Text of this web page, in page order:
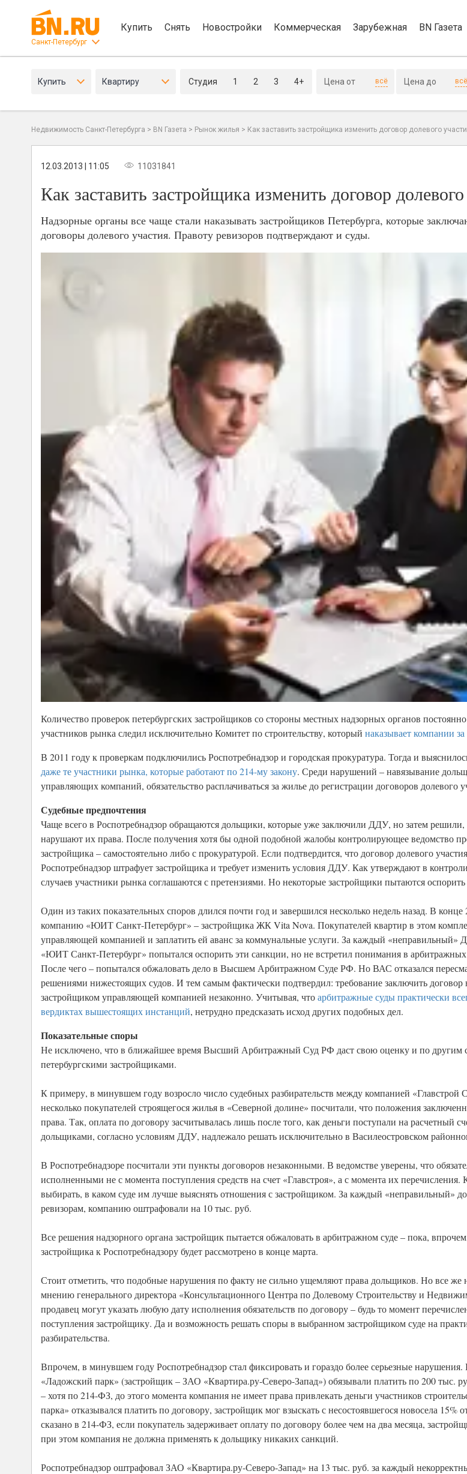
Санкт-Петербург
Купить Снять Новостройки Коммерческая Зарубежная BN Газета
Купить Квартиру Студия 1 2 3 4+ всё всё
Недвижимость Санкт-Петербурга > BN Газета > Рынок жилья > Как заставить застройщика изменить договор долевого
12.03.2013 | 11:05 11031841
Как заставить застройщика изменить договор
Надзорные органы все чаще стали наказывать застройщиков Петербурга, которые
договоры долевого участия. Правоту ревизоров подтверждают и суды.
Количество проверок петербургских застройщиков со стороны местных надзорных органов
участников рынка следил исключительно Комитет по строительству, который наказывает компании
В 2011 году к проверкам подключились Роспотребнадзор и городская прокуратура. Тогда и
даже те участники рынка, которые работают по 214-му закону. Среди нарушений – навязывание
управляющих компаний, обязательство расплачиваться за жилье до регистрации договоров долевого
Судебные предпочтения
Чаще всего в Роспотребнадзор обращаются дольщики, которые уже заключили ДДУ, но затем решили,
нарушают их права. После получения хотя бы одной подобной жалобы контролирующее ведомство
застройщика – самостоятельно либо с прокуратурой. Если подтвердится, что договор долевого участия
Роспотребнадзор штрафует застройщика и требует изменить условия ДДУ. Как утверждают в
случаев участники рынка соглашаются с претензиями. Но некоторые застройщики пытаются
Один из таких показательных споров длился почти год и завершился несколько недель назад. В
компанию «ЮИТ Санкт-Петербург» – застройщика ЖК Vita Nova. Покупателей квартир в этом
управляющей компанией и заплатить ей аванс за коммунальные услуги. За каждый «неправильный»
«ЮИТ Санкт-Петербург» попытался оспорить эти санкции, но не встретил понимания в
После чего – попытался обжаловать дело в Высшем Арбитражном Суде РФ. Но ВАС отказался
решениями нижестоящих судов. И тем самым фактически подтвердил: требование заключить
застройщиком управляющей компанией незаконно. Учитывая, чтоарбитражные суды практически
вердиктах вышестоящих инстанций, нетрудно предсказать исход других подобных дел.
Показательные споры
Не исключено, что в ближайшее время Высший Арбитражный Суд РФ даст свою оценку и по
петербургскими застройщиками.
К примеру, в минувшем году возросло число судебных разбирательств между компанией «Главстрой
несколько покупателей строящегося жилья в «Северной долине» посчитали, что положения
права. Так, оплата по договору засчитывалась лишь после того, как деньги поступали на расчетный
дольщиками, согласно условиям ДДУ, надлежало решать исключительно в Василеостровском
В Роспотребнадзоре посчитали эти пункты договоров незаконными. В ведомстве уверены, что
исполненными не с момента поступления средств на счет «Главстроя», а с момента их
выбирать, в каком суде им лучше выяснять отношения с застройщиком. За каждый «неправильный»
ревизорам, компанию оштрафовали на 10 тыс. руб.
Все решения надзорного органа застройщик пытается обжаловать в арбитражном суде – пока,
застройщика к Роспотребнадзору будет рассмотрено в конце марта.
Стоит отметить, что подобные нарушения по факту не сильно ущемляют права дольщиков. Но все же
мнению генерального директора «Консультационного Центра по Долевому Строительству и
продавец могут указать любую дату исполнения обязательств по договору – будь то момент
поступления застройщику. Да и возможность решать споры в выбранном застройщиком суде на
разбирательства.
Впрочем, в минувшем году Роспотребнадзор стал фиксировать и гораздо более серьезные
«Ладожский парк» (застройщик – ЗАО «Квартира.ру-Северо-Запад») обязывали платить по 200 тыс.
– хотя по 214-ФЗ, до этого момента компания не имеет права привлекать деньги участников
парка» отказывался платить по договору, застройщик мог взыскать с несостоявшегося новосела
сказано в 214-ФЗ, если покупатель задерживает оплату по договору более чем на два месяца,
при этом компания не должна применять к дольщику никаких санкций.
Роспотребнадзор оштрафовал ЗАО «Квартира.ру-Северо-Запад» на 13 тыс. руб. за каждый